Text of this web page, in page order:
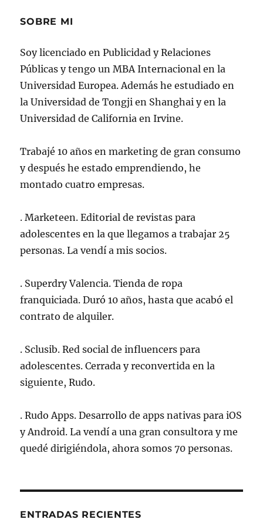
SOBRE MI
Soy licenciado en Publicidad y Relaciones
Públicas y tengo un MBA Internacional en la
Universidad Europea. Además he estudiado en
la Universidad de Tongji en Shanghai y en la
Universidad de California en Irvine.
Trabajé 10 años en marketing de gran consumo
y después he estado emprendiendo, he
montado cuatro empresas.
. Marketeen. Editorial de revistas para
adolescentes en la que llegamos a trabajar 25
personas. La vendí a mis socios.
. Superdry Valencia. Tienda de ropa
franquiciada. Duró 10 años, hasta que acabó el
contrato de alquiler.
. Sclusib. Red social de influencers para
adolescentes. Cerrada y reconvertida en la
siguiente, Rudo.
. Rudo Apps. Desarrollo de apps nativas para iOS
y Android. La vendí a una gran consultora y me
quedé dirigiéndola, ahora somos 70 personas.
ENTRADAS RECIENTES